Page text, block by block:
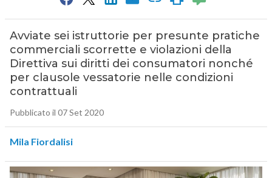
Avviate sei istruttorie per presunte pratiche
commerciali scorrette e violazioni della
Direttiva sui diritti dei consumatori nonché
per clausole vessatorie nelle condizioni
contrattuali
Pubblicato il 07 Set 2020
Mila Fiordalisi